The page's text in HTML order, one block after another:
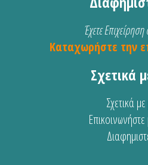
Έχετε
Καταχωρήστε την
Σχετικά
Σχετικά